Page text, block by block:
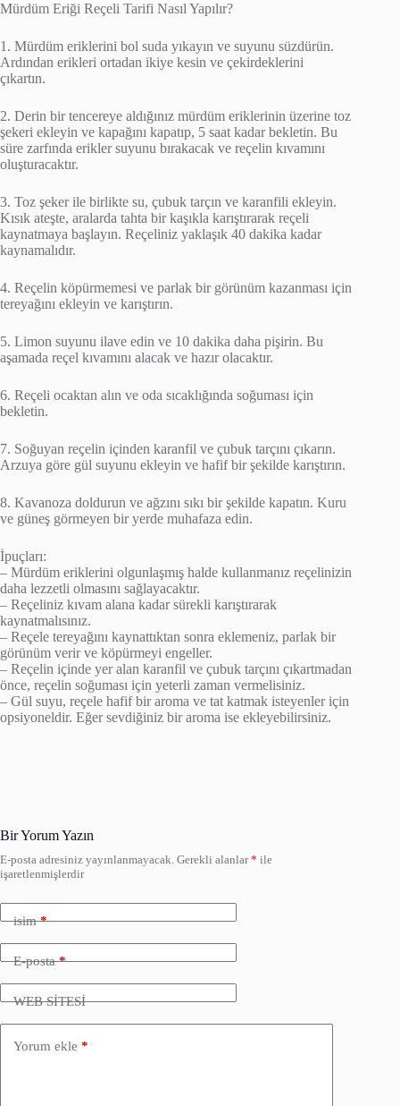
Mürdüm Eriği Reçeli Tarifi Nasıl Yapılır?
1. Mürdüm eriklerini bol suda yıkayın ve suyunu süzdürün.
Ardından erikleri ortadan ikiye kesin ve çekirdeklerini
çıkartın.
2. Derin bir tencereye aldığınız mürdüm eriklerinin üzerine toz
şekeri ekleyin ve kapağını kapatıp, 5 saat kadar bekletin. Bu
süre zarfında erikler suyunu bırakacak ve reçelin kıvamını
oluşturacaktır.
3. Toz şeker ile birlikte su, çubuk tarçın ve karanfili ekleyin.
Kısık ateşte, aralarda tahta bir kaşıkla karıştırarak reçeli
kaynatmaya başlayın. Reçeliniz yaklaşık 40 dakika kadar
kaynamalıdır.
4. Reçelin köpürmemesi ve parlak bir görünüm kazanması için
tereyağını ekleyin ve karıştırın.
5. Limon suyunu ilave edin ve 10 dakika daha pişirin. Bu
aşamada reçel kıvamını alacak ve hazır olacaktır.
6. Reçeli ocaktan alın ve oda sıcaklığında soğuması için
bekletin.
7. Soğuyan reçelin içinden karanfil ve çubuk tarçını çıkarın.
Arzuya göre gül suyunu ekleyin ve hafif bir şekilde karıştırın.
8. Kavanoza doldurun ve ağzını sıkı bir şekilde kapatın. Kuru
ve güneş görmeyen bir yerde muhafaza edin.
İpuçları:
– Mürdüm eriklerini olgunlaşmış halde kullanmanız reçelinizin
daha lezzetli olmasını sağlayacaktır.
– Reçeliniz kıvam alana kadar sürekli karıştırarak
kaynatmalısınız.
– Reçele tereyağını kaynattıktan sonra eklemeniz, parlak bir
görünüm verir ve köpürmeyi engeller.
– Reçelin içinde yer alan karanfil ve çubuk tarçını çıkartmadan
önce, reçelin soğuması için yeterli zaman vermelisiniz.
– Gül suyu, reçele hafif bir aroma ve tat katmak isteyenler için
opsiyoneldir. Eğer sevdiğiniz bir aroma ise ekleyebilirsiniz.
Bir Yorum Yazın
E-posta adresiniz yayınlanmayacak. Gerekli alanlar* ile
işaretlenmişlerdir
isim*
E-posta*
WEB SİTESİ
Yorum ekle *